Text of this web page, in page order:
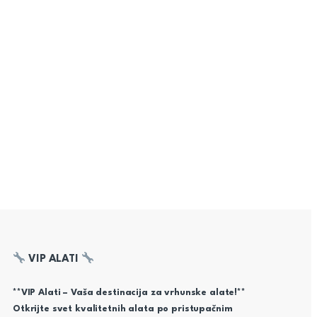
VIP ALATI
**VIP Alati – Vaša destinacija za vrhunske alate!**
Otkrijte svet kvalitetnih alata po pristupačnim